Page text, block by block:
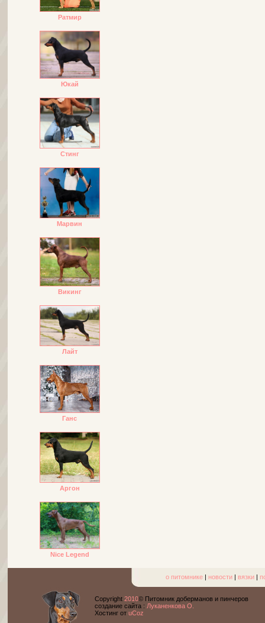
Ратмир
Юкай
Стинг
Марвин
Викинг
Лайт
Ганс
Аргон
Nice Legend
о питомнике| новости| вязки|
Copyright 2010© Питомник доберманов и пинчеров
cоздание сайта : Луканенкова О.
Хостинг от uCoz